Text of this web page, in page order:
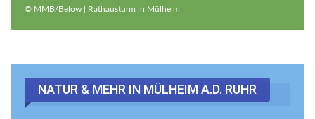
© MMB/Below | Rathausturm in Mülheim
NATUR & MEHR IN MÜLHEIM A.d. RUHR